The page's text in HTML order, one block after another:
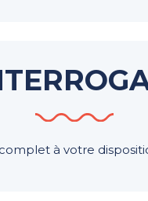
à votre